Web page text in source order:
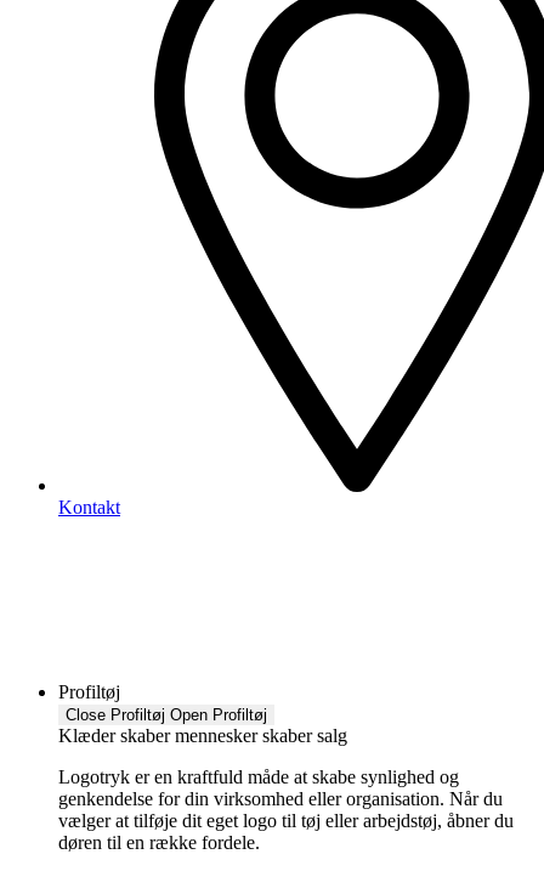
Kontakt
Profiltøj
Close Profiltøj Open Profiltøj
Klæder skaber mennesker skaber salg
Logotryk er en kraftfuld måde at skabe synlighed og
genkendelse for din virksomhed eller organisation. Når du
vælger at tilføje dit eget logo til tøj eller arbejdstøj, åbner du
døren til en række fordele.